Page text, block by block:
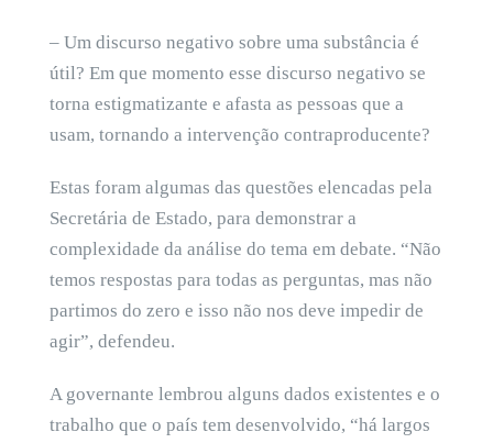
– Um discurso negativo sobre uma substância é
útil? Em que momento esse discurso negativo se
torna estigmatizante e afasta as pessoas que a
usam, tornando a intervenção contraproducente?
Estas foram algumas das questões elencadas pela
Secretária de Estado, para demonstrar a
complexidade da análise do tema em debate. “Não
temos respostas para todas as perguntas, mas não
partimos do zero e isso não nos deve impedir de
agir”, defendeu.
A governante lembrou alguns dados existentes e o
trabalho que o país tem desenvolvido, “há largos